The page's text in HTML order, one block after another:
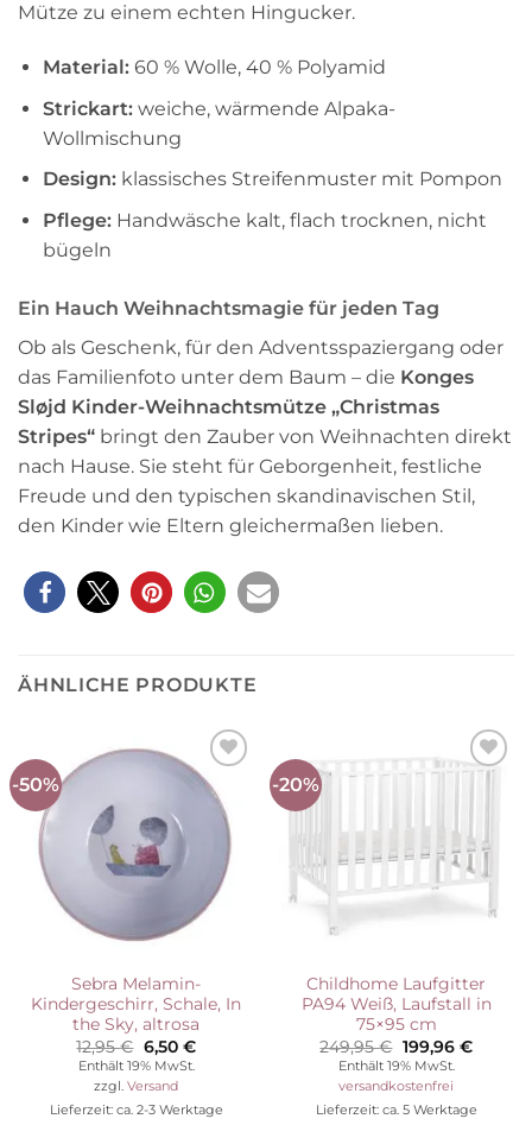
Mütze zu einem echten Hingucker.
Material:60 % Wolle, 40 % Polyamid
Strickart:weiche, wärmende Alpaka-
Wollmischung
Design:klassisches Streifenmuster mit Pompon
Pflege:Handwäsche kalt, flach trocknen, nicht
bügeln
Ein Hauch Weihnachtsmagie für jeden Tag
Ob als Geschenk, für den Adventsspaziergang oder
das Familienfoto unter dem Baum – die Konges
Sløjd Kinder-Weihnachtsmütze „Christmas
Stripes“ bringt den Zauber von Weihnachten direkt
nach Hause. Sie steht für Geborgenheit, festliche
Freude und den typischen skandinavischen Stil,
den Kinder wie Eltern gleichermaßen lieben.
ÄHNLICHE PRODUKTE
-50%
Auf die
Wunschliste
Sebra Melamin-
Kindergeschirr, Schale, In
the Sky, altrosa
12,95€ Ursprünglicher
Preis
war:
12,95 €
6,50 €Aktueller
ist:
Enthält 19% MwSt.
zzgl. Versand
Lieferzeit: ca. 2-3 Werktage
-20%
Childhome Laufgitter
PA94 Weiß, Laufstall in
75×95 cm
249,95€ Ursprünglicher
Preis
war:
249,95 €
199,96 €
Enthält 19% MwSt.
versandkostenfrei
Lieferzeit: ca. 5 Werktage